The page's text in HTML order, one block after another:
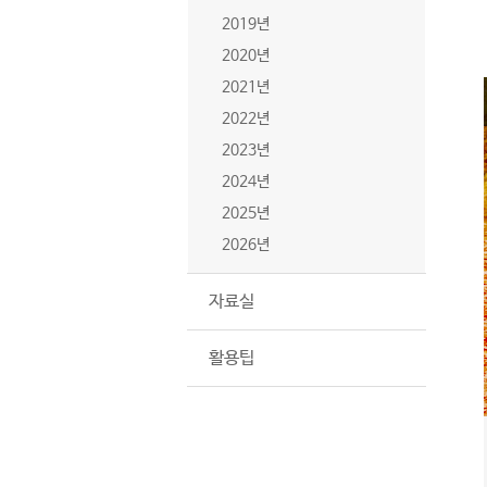
2019년
2020년
2021년
2022년
2023년
2024년
2025년
2026년
자료실
활용팁